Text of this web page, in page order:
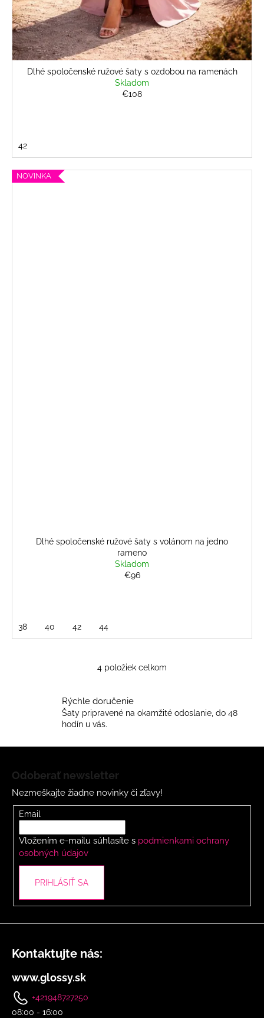
Dlhé spoločenské ružové šaty s ozdobou na ramenách
Skladom
€108
42
NOVINKA
Dlhé spoločenské ružové šaty s volánom na jedno
rameno
Skladom
€96
38 40 42 44
O
l
á
c
p
r
y
s
u
4 položiek celkom
Rýchle doručenie
Šaty pripravené na okamžité odoslanie, do 48
hodín u vás.
Odoberať newsletter
Nezmeškajte žiadne novinky či zľavy!
Email
Vložením e-mailu súhlasíte s podmienkami ochrany
osobných údajov
PRIHLÁSIŤ SA
Kontaktujte nás:
www.glossy.sk
+421948727250
08:00 - 16:00